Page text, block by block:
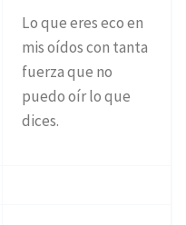
Lo que eres eco en
mis oídos con tanta
fuerza que no
puedo oír lo que
dices.